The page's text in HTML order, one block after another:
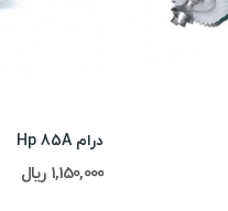
درام Hp 85A
1,150,000 ریال